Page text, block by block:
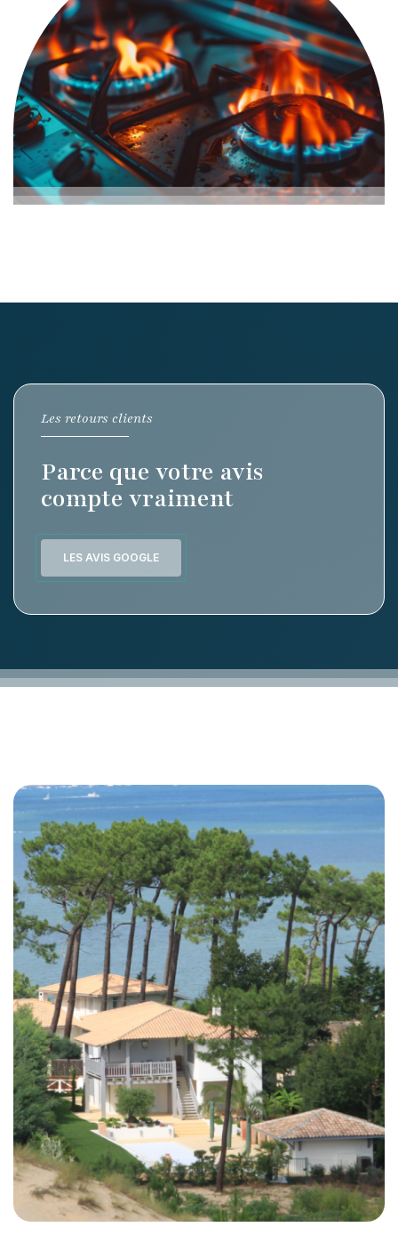
Gaz
Les retours clients
Parce que votre avis
compte vraiment
LES AVIS GOOGLE